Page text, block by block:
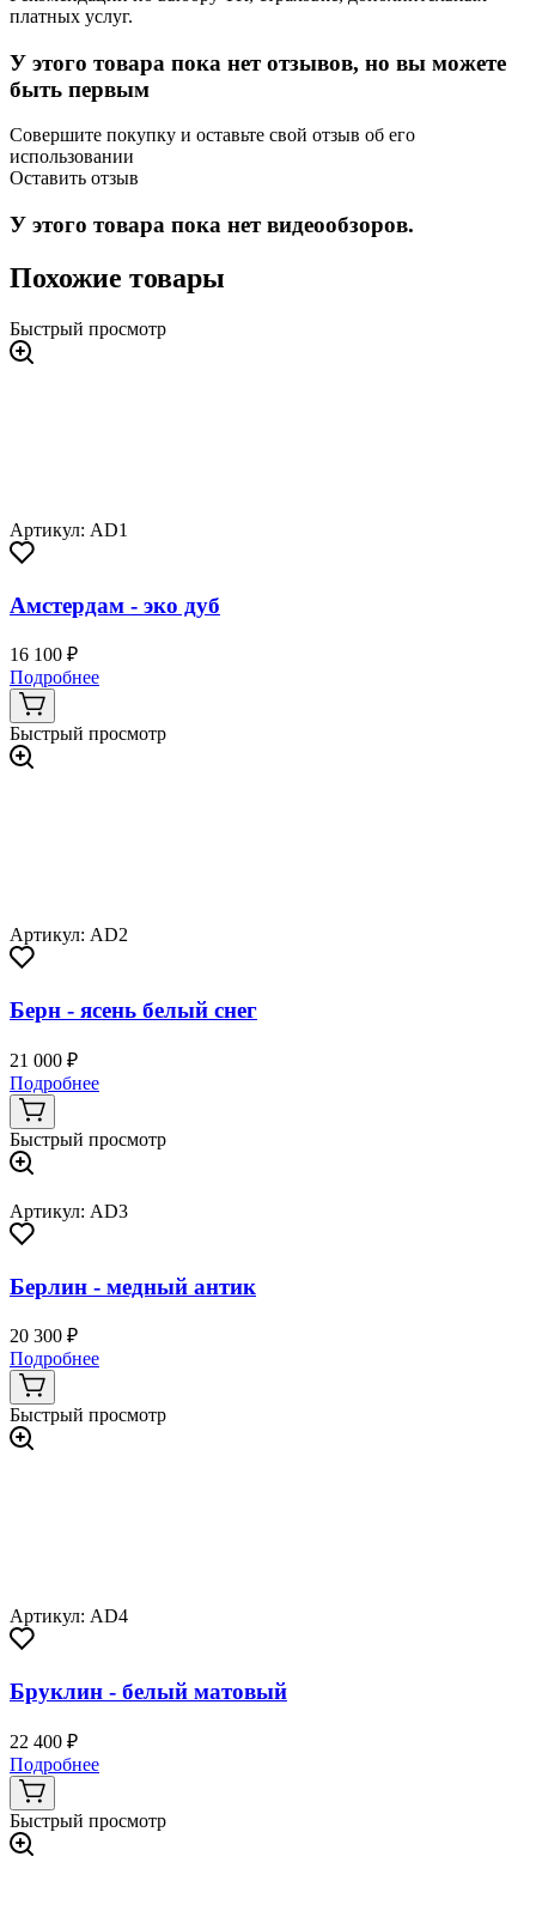
платных услуг.
У этого товара пока нет отзывов, но вы можете
быть первым
Совершите покупку и оставьте свой отзыв об его
использовании
Оставить отзыв
У этого товара пока нет видеообзоров.
Похожие товары
Быстрый просмотр
Артикул: AD1
Амстердам - эко дуб
16 100 ₽
Подробнее
Быстрый просмотр
Артикул: AD2
Берн - ясень белый снег
21 000 ₽
Подробнее
Быстрый просмотр
Артикул: AD3
Берлин - медный антик
20 300 ₽
Подробнее
Быстрый просмотр
Артикул: AD4
Бруклин - белый матовый
22 400 ₽
Подробнее
Быстрый просмотр